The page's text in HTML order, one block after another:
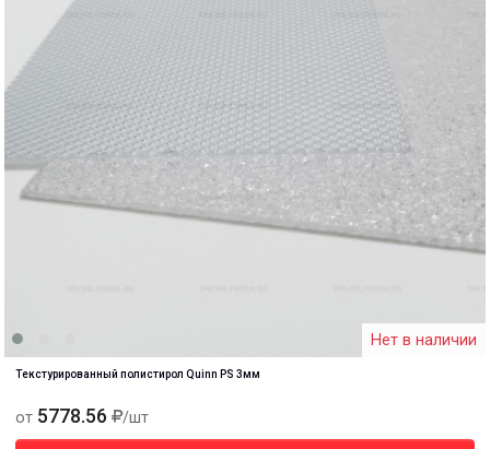
Нет в наличии
Текстурированный полистирол Quinn PS 3мм
от 5778.56 /шт